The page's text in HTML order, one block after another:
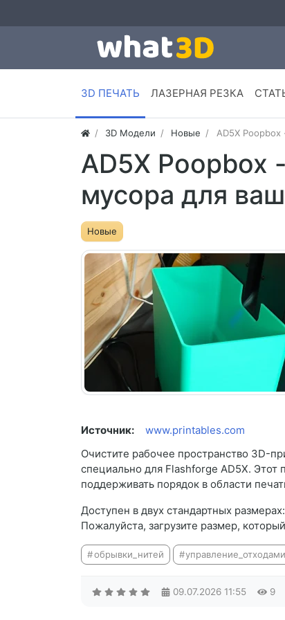
3D ПЕЧАТЬ ЛАЗЕРНАЯ РЕЗКА
3D Модели Новые AD5X
AD5X Poopbox
мусора для
Новые
Источник:
www.printables.com
Очистите рабочее пространство 3D-
специально для Flashforge AD5X. Этот
поддерживать порядок в области
Доступен в двух стандартных
Пожалуйста, загрузите размер,
обрывки_нитей управление_отходами
09.07.2026 11:55 9